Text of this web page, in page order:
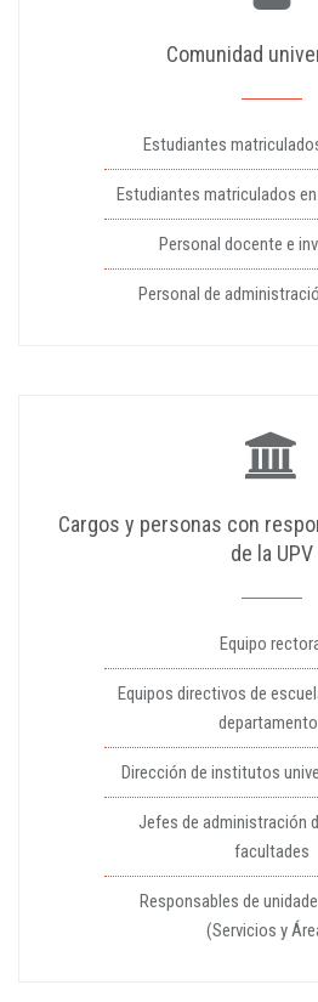
Comunidad
Estudiantes
Estudiantes matriculados
Personal docente e
Personal de
Cargos y personas con
de la UPV
Equipo
Equipos directivos de
Dirección de institutos
Jefes de administración
facultades
Responsables de
(Servicios y